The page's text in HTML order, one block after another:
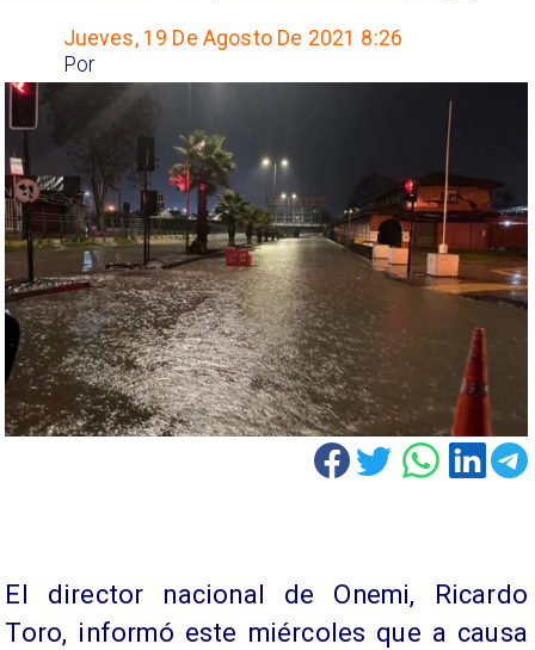
Jueves, 19 De Agosto De 2021 8:26
Por
El director nacional de Onemi, Ricardo
Toro, informó este miércoles que a causa